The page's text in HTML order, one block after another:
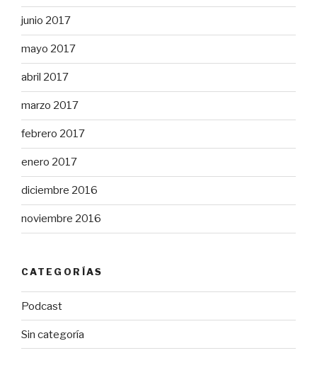
junio 2017
mayo 2017
abril 2017
marzo 2017
febrero 2017
enero 2017
diciembre 2016
noviembre 2016
CATEGORÍAS
Podcast
Sin categoría